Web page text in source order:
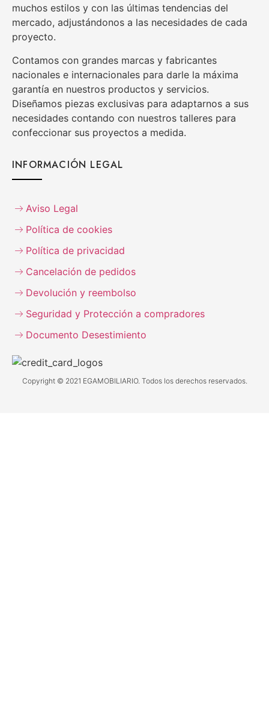
muchos estilos y con las últimas tendencias del
mercado, adjustándonos a las necesidades de cada
proyecto.
Contamos con grandes marcas y fabricantes
nacionales e internacionales para darle la máxima
garantía en nuestros productos y servicios.
Diseñamos piezas exclusivas para adaptarnos a sus
necesidades contando con nuestros talleres para
confeccionar sus proyectos a medida.
INFORMACIÓN LEGAL
Aviso Legal
Política de cookies
Política de privacidad
Cancelación de pedidos
Devolución y reembolso
Seguridad y Protección a compradores
Documento Desestimiento
Copyright © 2021 EGAMOBILIARIO. Todos los derechos reservados.